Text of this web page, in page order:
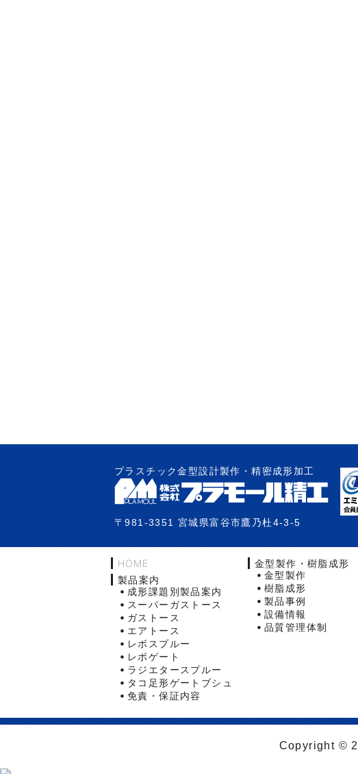
プラスチック金型設計製作・精密成形加工
〒981-3351 宮城県富谷市鷹乃杜4-3-5
HOME
製品案内
成形課題別製品案内
スーパーガストース
ガストース
エアトース
レボスプルー
レボゲート
ラジエタースプルー
タコ足形ゲートブシュ
免責・保証内容
金型製作・樹脂成形
金型製作
樹脂成形
製品事例
設備情報
品質管理体制
Copyright ©